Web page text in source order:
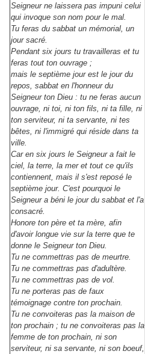
Seigneur ne laissera pas impuni celui
qui invoque son nom pour le mal.
Tu feras du sabbat un mémorial, un
jour sacré.
Pendant six jours tu travailleras et tu
feras tout ton ouvrage ;
mais le septième jour est le jour du
repos, sabbat en l'honneur du
Seigneur ton Dieu : tu ne feras aucun
ouvrage, ni toi, ni ton fils, ni ta fille, ni
ton serviteur, ni ta servante, ni tes
bêtes, ni l'immigré qui réside dans ta
ville.
Car en six jours le Seigneur a fait le
ciel, la terre, la mer et tout ce qu'ils
contiennent, mais il s'est reposé le
septième jour. C'est pourquoi le
Seigneur a béni le jour du sabbat et l'a
consacré.
Honore ton père et ta mère, afin
d'avoir longue vie sur la terre que te
donne le Seigneur ton Dieu.
Tu ne commettras pas de meurtre.
Tu ne commettras pas d'adultère.
Tu ne commettras pas de vol.
Tu ne porteras pas de faux
témoignage contre ton prochain.
Tu ne convoiteras pas la maison de
ton prochain ; tu ne convoiteras pas la
femme de ton prochain, ni son
serviteur, ni sa servante, ni son boeuf,